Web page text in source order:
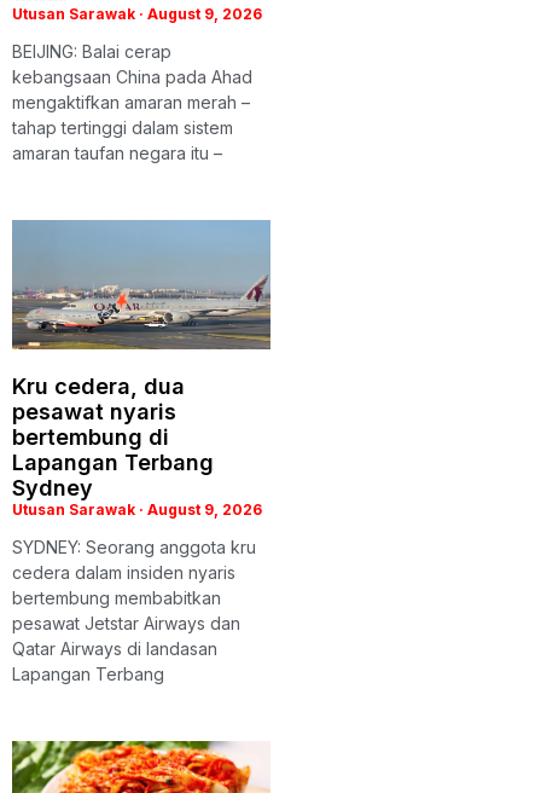
Utusan Sarawak August 9, 2026
BEIJING: Balai cerap
kebangsaan China pada Ahad
mengaktifkan amaran merah –
tahap tertinggi dalam sistem
amaran taufan negara itu –
Kru cedera, dua
pesawat nyaris
bertembung di
Lapangan Terbang
Sydney
Utusan Sarawak August 9, 2026
SYDNEY: Seorang anggota kru
cedera dalam insiden nyaris
bertembung membabitkan
pesawat Jetstar Airways dan
Qatar Airways di landasan
Lapangan Terbang